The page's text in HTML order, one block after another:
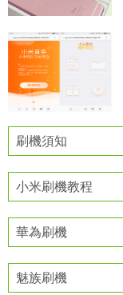
刷機須知
小米刷機教程
華為刷機
魅族刷機